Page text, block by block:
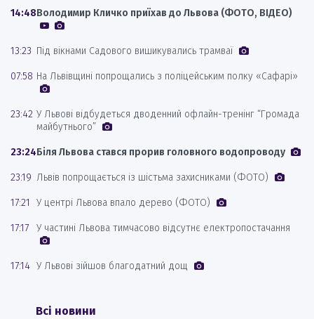
14:48Володимир Кличко приїхав до Львова (ФОТО, ВІДЕО)
13:23 Під вікнами Садового вишикувались трамваї
07:58 На Львівщині попрощались з поліцейським полку «Сафарі»
23:42 У Львові відбудеться дводенний офлайн-тренінг “Громада
майбутнього”
23:24Біля Львова стався прорив головного водопроводу
23:19 Львів попрощається із шістьма захисниками (ФОТО)
17:21 У центрі Львова впало дерево (ФОТО)
17:17 У частині Львова тимчасово відсутнє електропостачання
17:14 У Львові зійшов благодатний дощ
Всі новини